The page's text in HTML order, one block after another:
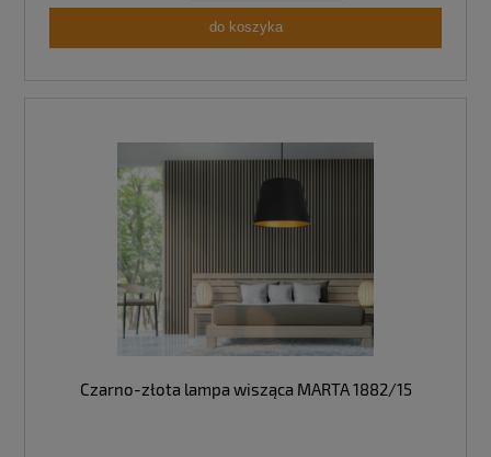
do koszyka
Czarno-złota lampa wisząca MARTA 1882/15